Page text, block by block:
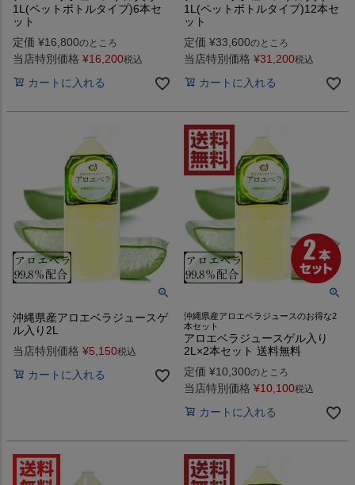
1L(ペットボトルタイプ)6本セ
ット
定価 ¥16,800のところ
当店特別価格 ¥16,200税込
カートに入れる
1L(ペットボトルタイプ)12本セ
ット
定価 ¥33,600のところ
当店特別価格 ¥31,200税込
カートに入れる
沖縄県産アロエベラジュースゲ
ル入り2L
当店特別価格 ¥5,150税込
カートに入れる
沖縄県産アロエベラジュースのお得な2
本セット
アロエベラジュースゲル入り
2L×2本セット 送料無料
定価 ¥10,300のところ
当店特別価格 ¥10,100税込
カートに入れる